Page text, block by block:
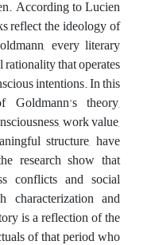
According to Lucien
reflect the ideology of
every literary
that operates
intentions. In this
Goldmann's theory,
work value,
structure, have
research show that
conflicts and social
and
is a reflection of the
of that period who